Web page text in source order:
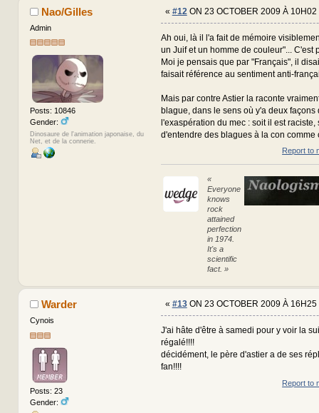
Nao/Gilles
Admin
Posts: 10846
Gender:
Dinosaure de l'animation japonaise, du
Net, et de la connerie.
« #12ON 23 OCTOBER 2009 À 10H02
Ah oui, là il l'a fait de mémoire
un Juif et un homme de couleur"... C'est
Moi je pensais que par "Français", il
faisait référence au sentiment anti-
Mais par contre Astier la raconte
blague, dans le sens où y'a deux façons
l'exaspération du mec : soit il est raciste,
d'entendre des blagues à la con comme
Report to
«
Everyone
knows
rock
attained
perfection
in 1974.
It's a
scientific
fact. »
Warder
Cynois
Posts: 23
Gender:
« #13ON 23 OCTOBER 2009 À 16H25
J'ai hâte d'être à samedi pour y voir la
régalé!!!!
décidément, le père d'astier a de ses
fan!!!!
Report to